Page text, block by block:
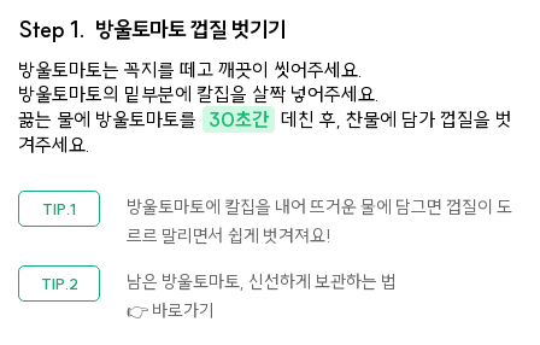
Step 1. 방울토마토 껍질 벗기기
방울토마토는 꼭지를 떼고 깨끗이 씻어주세요.
방울토마토의 밑부분에 칼집을 살짝 넣어주세요.
끓는 물에 방울토마토를 30초간 데친 후, 찬물에 담가 껍질을 벗
겨주세요.
방울토마토에 칼집을 내어 뜨거운 물에 담그면 껍질이 도
르르 말리면서 쉽게 벗겨져요!
남은 방울토마토, 신선하게 보관하는 법
👉 바로가기